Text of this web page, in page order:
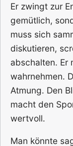
Er zwingt zur
gemütlich,
muss sich
diskutieren,
abschalten. Er
wahrnehmen.
Atmung. Den
macht den
wertvoll.
Man könnte